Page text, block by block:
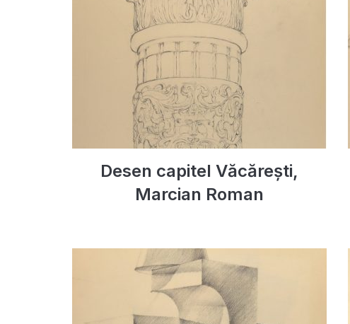
Desen capitel Văcărești,
Marcian Roman